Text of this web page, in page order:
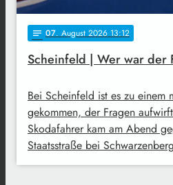
notes 07. August 2026 13:12
Scheinfeld | Wer war der
Bei Scheinfeld ist es zu einem
gekommen, der Fragen
Skodafahrer kam am Abend
Staatsstraße bei